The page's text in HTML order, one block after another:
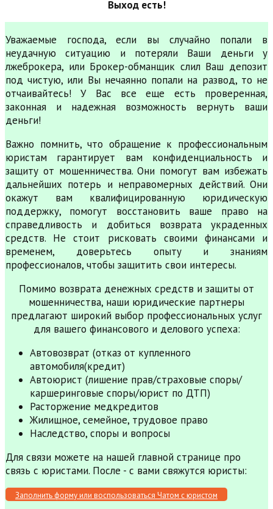
Выход есть!
Уважаемые господа, если вы случайно попали в
неудачную ситуацию и потеряли Ваши деньги у
лжеброкера, или Брокер-обманщик слил Ваш депозит
под чистую, или Вы нечаянно попали на развод, то не
отчаивайтесь! У Вас все еще есть проверенная,
законная и надежная возможность вернуть ваши
деньги!
Важно помнить, что обращение к профессиональным
юристам гарантирует вам конфиденциальность и
защиту от мошенничества. Они помогут вам избежать
дальнейших потерь и неправомерных действий. Они
окажут вам квалифицированную юридическую
поддержку, помогут восстановить ваше право на
справедливость и добиться возврата украденных
средств. Не стоит рисковать своими финансами и
временем, доверьтесь опыту и знаниям
профессионалов, чтобы защитить свои интересы.
Помимо возврата денежных средств и защиты от
мошенничества, наши юридические партнеры
предлагают широкий выбор профессиональных услуг
для вашего финансового и делового успеха:
Автовозврат (отказ от купленного
автомобиля(кредит)
Автоюрист (лишение прав/страховые споры/
каршеринговые споры/юрист по ДТП)
Расторжение медкредитов
Жилищное, семейное, трудовое право
Наследство, споры и вопросы
Для связи можете на нашей главной странице про
связь с юристами. После - с вами свяжутся юристы:
Заполнить форму или воспользоваться Чатом с юристом